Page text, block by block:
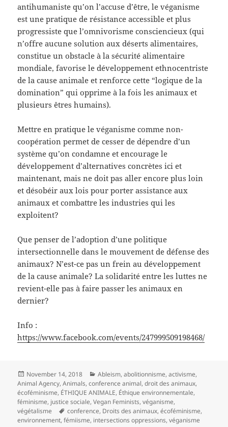
antihumaniste qu’on l’accuse d’être, le véganisme
est une pratique de résistance accessible et plus
progressiste que l’omnivorisme consciencieux (qui
n’offre aucune solution aux déserts alimentaires,
constitue un obstacle à la sécurité alimentaire
mondiale, favorise le développement ethnocentriste
de la cause animale et renforce cette “logique de la
domination” qui opprime à la fois les animaux et
plusieurs êtres humains).
Mettre en pratique le véganisme comme non-
coopération permet de cesser de dépendre d’un
système qu’on condamne et encourage le
développement d’alternatives concrètes ici et
maintenant, mais ne doit pas aller encore plus loin
et désobéir aux lois pour porter assistance aux
animaux et combattre les industries qui les
exploitent?
Que penser de l’adoption d’une politique
intersectionnelle dans le mouvement de défense des
animaux? N’est-ce pas un frein au développement
de la cause animale? La solidarité entre les luttes ne
revient-elle pas à faire passer les animaux en
dernier?
Info :
https://www.facebook.com/events/247999509198468/
Posted
on
November 14, 2018 Categories
Ableism,abolitionnisme,activisme,
Animal Agency,Animals,conference animal,droit des animaux,
écoféminisme, ÉTHIQUE ANIMALE, Éthique environnementale,
féminisme, justice sociale,Vegan Feminists,véganisme,
végétalisme
Tags
conference, Droits des animaux,écoféminisme,
environnement,fémiisme, intersections oppressions,véganisme